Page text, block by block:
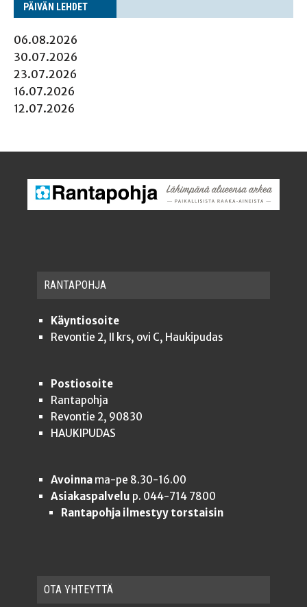
PÄI­VÄN LEHDET
06.08.2026
30.07.2026
23.07.2026
16.07.2026
12.07.2026
RAN­TA­POH­JA
Käyntiosoite
Revontie 2, II krs, ovi C, Haukipudas
Postiosoite
Rantapohja
Revontie 2, 90830
HAUKIPUDAS
Avoinnama-pe 8.30-16.00
Asiakaspalvelu p. 044-714 7800
Rantapohja ilmestyy torstaisin
OTA YHTEYT­TÄ